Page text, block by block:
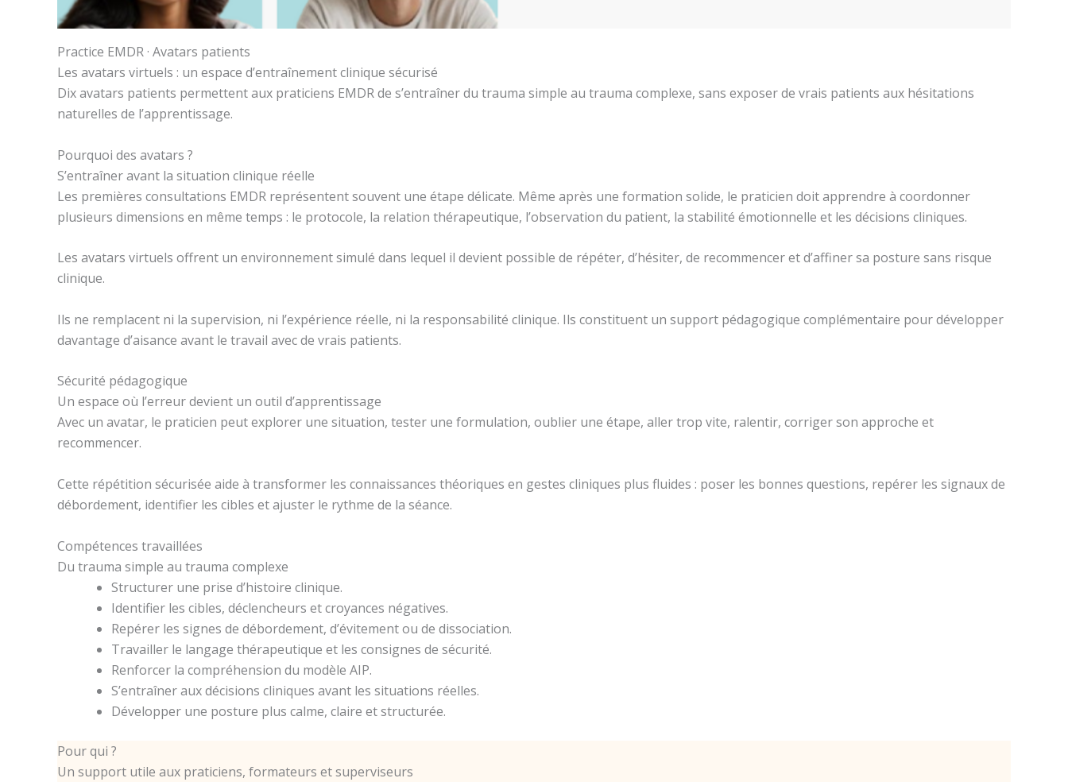
Practice EMDR · Avatars patients
Les avatars virtuels : un espace d’entraînement clinique sécurisé
Dix avatars patients permettent aux praticiens EMDR de s’entraîner du trauma simple au trauma complexe, sans exposer de vrais patients aux hésitations
naturelles de l’apprentissage.
Pourquoi des avatars ?
S’entraîner avant la situation clinique réelle
Les premières consultations EMDR représentent souvent une étape délicate. Même après une formation solide, le praticien doit apprendre à coordonner
plusieurs dimensions en même temps : le protocole, la relation thérapeutique, l’observation du patient, la stabilité émotionnelle et les décisions cliniques.
Les avatars virtuels offrent un environnement simulé dans lequel il devient possible de répéter, d’hésiter, de recommencer et d’affiner sa posture sans risque
clinique.
Ils ne remplacent ni la supervision, ni l’expérience réelle, ni la responsabilité clinique. Ils constituent un support pédagogique complémentaire pour développer
davantage d’aisance avant le travail avec de vrais patients.
Sécurité pédagogique
Un espace où l’erreur devient un outil d’apprentissage
Avec un avatar, le praticien peut explorer une situation, tester une formulation, oublier une étape, aller trop vite, ralentir, corriger son approche et
recommencer.
Cette répétition sécurisée aide à transformer les connaissances théoriques en gestes cliniques plus fluides : poser les bonnes questions, repérer les signaux de
débordement, identifier les cibles et ajuster le rythme de la séance.
Compétences travaillées
Du trauma simple au trauma complexe
Structurer une prise d’histoire clinique.
Identifier les cibles, déclencheurs et croyances négatives.
Repérer les signes de débordement, d’évitement ou de dissociation.
Travailler le langage thérapeutique et les consignes de sécurité.
Renforcer la compréhension du modèle AIP.
S’entraîner aux décisions cliniques avant les situations réelles.
Développer une posture plus calme, claire et structurée.
Pour qui ?
Un support utile aux praticiens, formateurs et superviseurs